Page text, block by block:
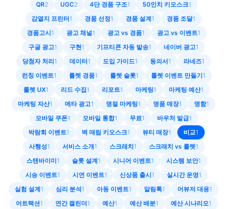
QR2 UGC2 4단 경품 구조1 50인치 키오스크1
감열지 프린터1 경품 선정1 경품 설계1 경품 조달1
경품고시1 광고 채널1 광고 vs 경품1 광고 vs 이벤트1
구글 광고1 구현1 기프티콘 자동 발송1 네이버 광고1
당첨자 처리1 데이터1 도입 가이드1 동의서1 라네즈1
런칭 이벤트1 룰렛 경품1 룰렛 슬롯1 룰렛 이벤트 만들기1
룰렛 UX1 리드 수집1 리포트1 마케팅1 마케팅 예산1
마케팅 자산1 메타 광고1 명절 마케팅1 명품 매장1 명함1
모바일 쿠폰1 모바일 통합1 무료1 바우처 발급1
박람회 이벤트1 벽 매립 키오스크1 뷰티 매장1 비교1
사행성1 서비스 소개1 스크래치1 스크래치 vs 룰렛1
스탠바이미1 슬롯 설계1 시니어 이벤트1 시스템 보안1
시승 이벤트1 시연 이벤트1 신상품 출시1 실시간 운영1
실험 설계1 심리 분석1 아동 이벤트1 알림톡1 어뷰저 대응1
어트랙션1 연간 캘린더1 예산1 예산 배분1 예산 시나리오1